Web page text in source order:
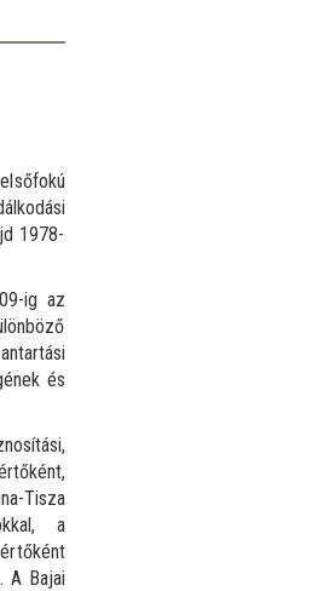
1978-
ig az
és
Tisza
a
A Bajai